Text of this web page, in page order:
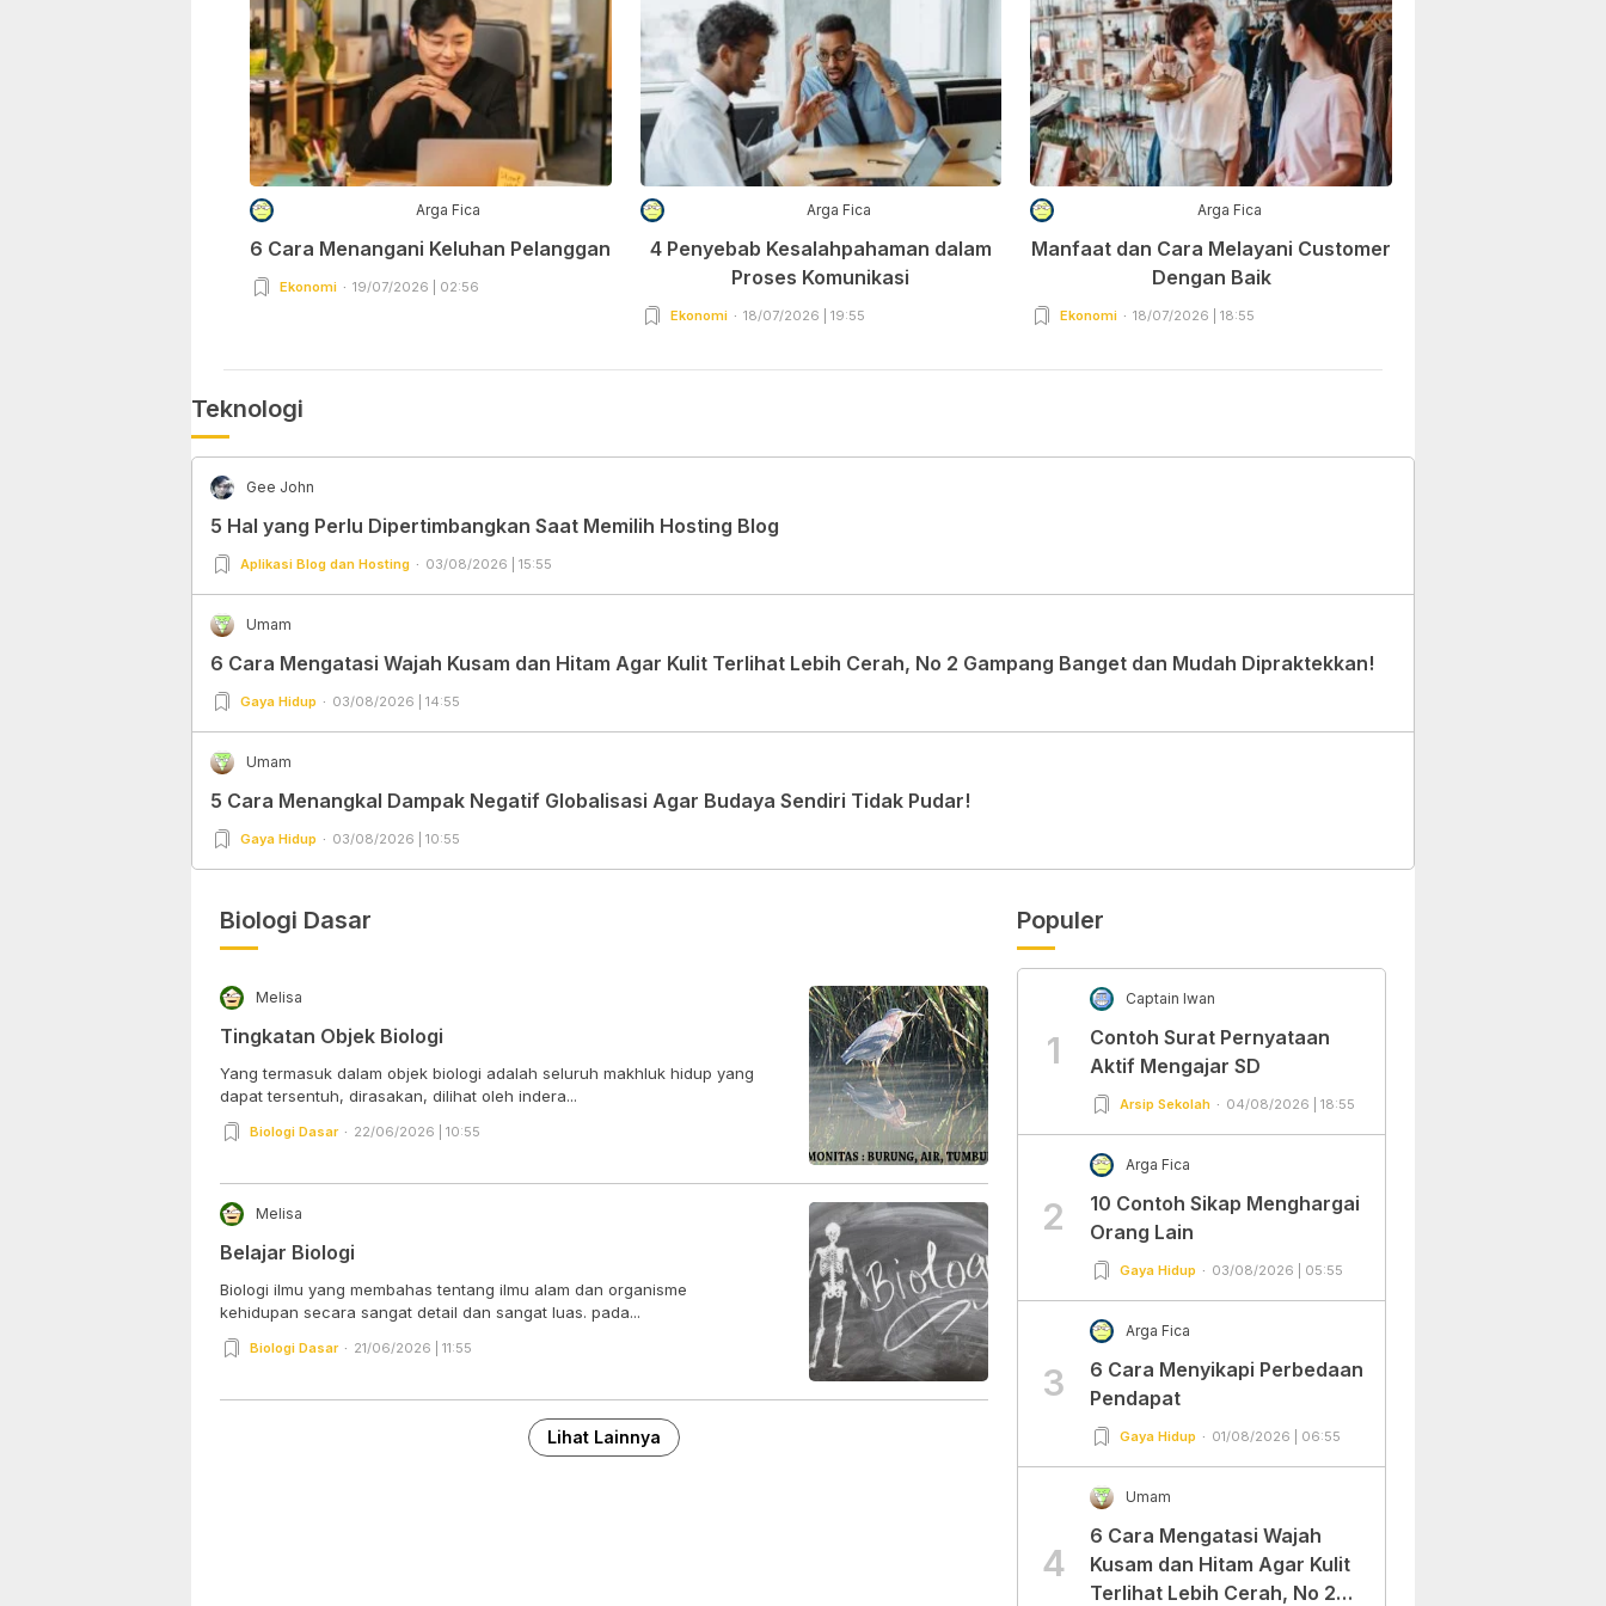
Arga Fica
6 Cara Menangani Keluhan Pelanggan
Ekonomi 19/07/2026 | 02:56
Arga Fica
4 Penyebab Kesalahpahaman dalam
Proses Komunikasi
Ekonomi 18/07/2026 | 19:55
Arga Fica
Manfaat dan Cara Melayani Customer
Dengan Baik
Ekonomi 18/07/2026 | 18:55
Teknologi
Gee John
5 Hal yang Perlu Dipertimbangkan Saat Memilih Hosting Blog
Aplikasi Blog dan Hosting 03/08/2026 | 15:55
Umam
6 Cara Mengatasi Wajah Kusam dan Hitam Agar Kulit Terlihat Lebih Cerah, No 2 Gampang Banget dan Mudah Dipraktekkan!
Gaya Hidup 03/08/2026 | 14:55
Umam
5 Cara Menangkal Dampak Negatif Globalisasi Agar Budaya Sendiri Tidak Pudar!
Gaya Hidup 03/08/2026 | 10:55
Biologi Dasar
Melisa
Tingkatan Objek Biologi
Yang termasuk dalam objek biologi adalah seluruh makhluk hidup yang
dapat tersentuh, dirasakan, dilihat oleh indera...
Biologi Dasar 22/06/2026 | 10:55
Melisa
Belajar Biologi
Biologi ilmu yang membahas tentang ilmu alam dan organisme
kehidupan secara sangat detail dan sangat luas. pada...
Biologi Dasar 21/06/2026 | 11:55
Lihat Lainnya
Populer
1
Captain Iwan
Contoh Surat Pernyataan
Aktif Mengajar SD
Arsip Sekolah 04/08/2026 | 18:55
2
Arga Fica
10 Contoh Sikap Menghargai
Orang Lain
Gaya Hidup 03/08/2026 | 05:55
3
Arga Fica
6 Cara Menyikapi Perbedaan
Pendapat
Gaya Hidup 01/08/2026 | 06:55
4
Umam
6 Cara Mengatasi Wajah
Kusam dan Hitam Agar Kulit
Terlihat Lebih Cerah, No 2